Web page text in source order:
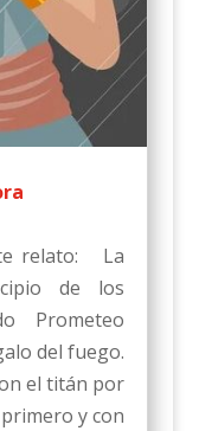
relato: La
de los
Prometeo
del fuego.
el titán por
y con